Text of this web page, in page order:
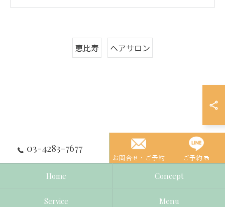
恵比寿 ヘアサロン
03-4283-7677
お問合せ・ご予約 ご予約
Home Concept
Service Menu